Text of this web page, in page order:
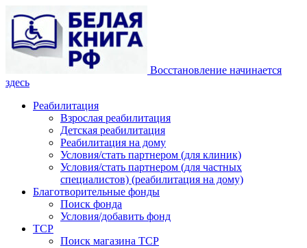
Восстановление начинается
здесь
Реабилитация
Взрослая реабилитация
Детская реабилитация
Реабилитация на дому
Условия/стать партнером (для клиник)
Условия/стать партнером (для частных
специалистов) (реабилитация на дому)
Благотворительные фонды
Поиск фонда
Условия/добавить фонд
ТСР
Поиск магазина ТСР